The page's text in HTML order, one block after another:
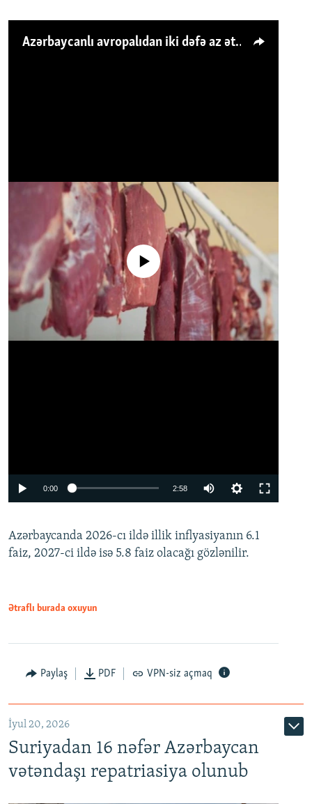
Azərbaycanlı avropalıdan iki dəfə az ət yeyir, amma... 'Qiymət artımı qaçılmazdır'
Auto
No media source currently available
0:00 2:58
360p
480p
Azərbaycanda 2026-cı ildə illik inflyasiyanın 6.1
faiz, 2027-ci ildə isə 5.8 faiz olacağı gözlənilir.
Ətraflı burada oxuyun
Paylaş PDF VPN-siz açmaq
İyul 20, 2026
Suriyadan 16 nəfər Azərbaycan
vətəndaşı repatriasiya olunub